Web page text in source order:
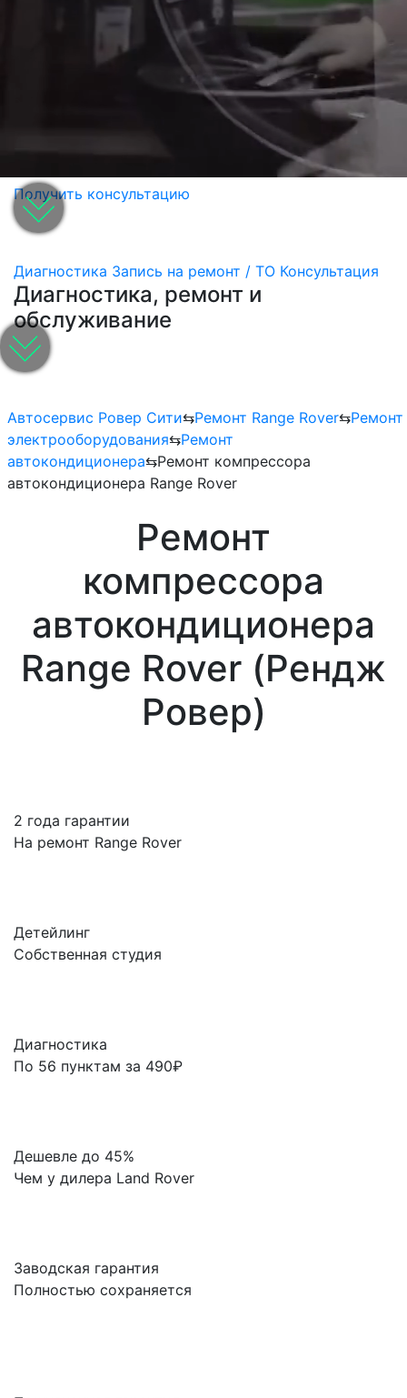
Получить консультацию
Диагностика Запись на ремонт / ТО Консультация
Диагностика, ремонт и
обслуживание
Автосервис Ровер Сити⇆Ремонт Range Rover⇆Ремонт
электрооборудования⇆Ремонт
автокондиционера⇆Ремонт компрессора
автокондиционера Range Rover
Ремонт
компрессора
автокондиционера
Range Rover (Рендж
Ровер)
2 года гарантии
На ремонт Range Rover
Детейлинг
Собственная студия
Диагностика
По 56 пунктам за 490₽
Дешевле до 45%
Чем у дилера Land Rover
Заводская гарантия
Полностью сохраняется